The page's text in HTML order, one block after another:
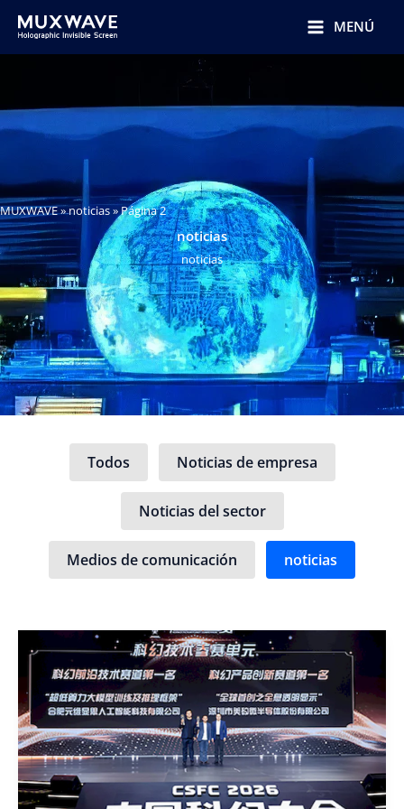
MENÚ
MUXWAVE»noticias»Página 2
noticias
noticias
Todos Noticias de empresa
Noticias del sector
Medios de comunicación noticias